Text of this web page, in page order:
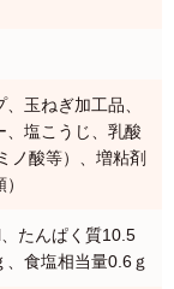
玉ねぎ加工品、
、塩こうじ、乳酸
ノ酸等）、増粘剤
たんぱく質10.5
食塩相当量0.6ｇ